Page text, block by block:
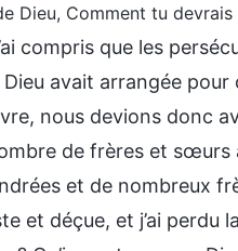
Dieu, Comment tu
compris que les
avait arrangée
nous devions donc
de frères et
et de nombreux
et déçue, et j’ai perdu